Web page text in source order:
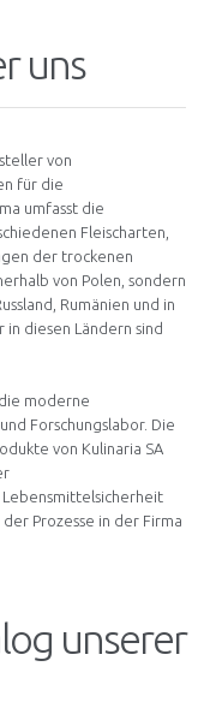
uns
von
für die
umfasst die
Fleischarten,
der trockenen
von Polen, sondern
Rumänien und in
diesen Ländern sind
moderne
Forschungslabor. Die
von Kulinaria SA
Lebensmittelsicherheit
Prozesse in der Firma
unserer